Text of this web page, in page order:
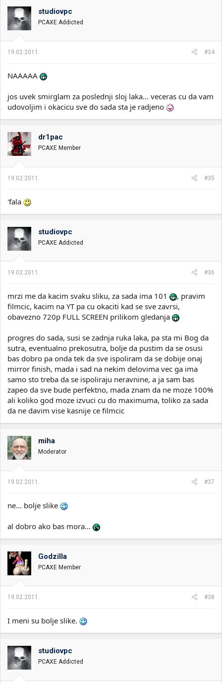
studiovpc
PCAXE Addicted
19.02.2011. #34
NAAAAA
jos uvek smirglam za poslednji sloj laka... veceras cu da vam
udovoljim i okacicu sve do sada sta je radjeno
dr1pac
PCAXE Member
19.02.2011. #35
'fala
studiovpc
PCAXE Addicted
19.02.2011. #36
mrzi me da kacim svaku sliku, za sada ima 101
, pravim
filmcic, kacim na YT pa cu okaciti kad se sve zavrsi,
obavezno 720p FULL SCREEN prilikom gledanja
progres do sada, susi se zadnja ruka laka, pa sta mi Bog da
sutra, eventualno prekosutra, bolje da pustim da se osusi
bas dobro pa onda tek da sve ispoliram da se dobije onaj
mirror finish, mada i sad na nekim delovima vec ga ima
samo sto treba da se ispoliraju neravnine, a ja sam bas
zapeo da sve bude perfektno, mada znam da ne moze 100%
ali koliko god moze izvuci cu do maximuma, toliko za sada
da ne davim vise kasnije ce filmcic
miha
Moderator
19.02.2011. #37
ne... bolje slike
al dobro ako bas mora...
Godzilla
PCAXE Member
19.02.2011. #38
I meni su bolje slike.
studiovpc
PCAXE Addicted